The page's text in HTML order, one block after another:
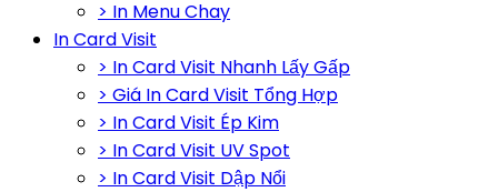
> In Menu Chay
In Card Visit
> In Card Visit Nhanh Lấy Gấp
> Giá In Card Visit Tổng Hợp
> In Card Visit Ép Kim
> In Card Visit UV Spot
> In Card Visit Dập Nổi